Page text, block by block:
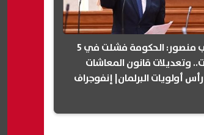
إيهاب منصور: الحكومة فشلت في 5
وتعديلات قانون المعاشات
أولويات البرلمان| إنفوجراف